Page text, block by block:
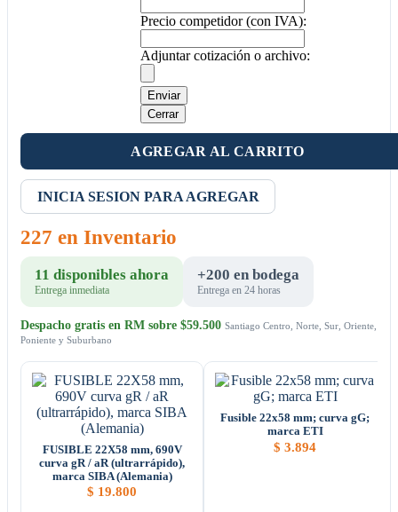
Precio competidor (con IVA):
Adjuntar cotización o archivo:
Enviar
Cerrar
AGREGAR AL CARRITO
INICIA SESION PARA AGREGAR
227 en Inventario
11 disponibles ahora
Entrega inmediata
+200 en bodega
Entrega en 24 horas
Despacho gratis en RM sobre $59.500 Santiago Centro, Norte, Sur, Oriente,
Poniente y Suburbano
FUSIBLE 22X58 mm, 690V
curva gR / aR (ultrarrápido),
marca SIBA (Alemania)
$ 19.800
Fusible 22x58 mm; curva gG;
marca ETI
$ 3.894